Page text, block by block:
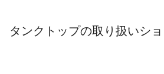
タンクトップの取り扱いシ